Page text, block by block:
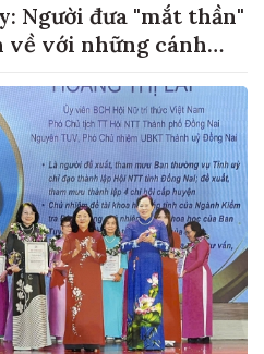
Người đưa "mắt thần"
với những cánh